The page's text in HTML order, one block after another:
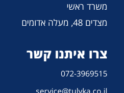
משרד ראשי
מצדים 48, מעלה אדומים
צרו איתנו קשר
072-3969515